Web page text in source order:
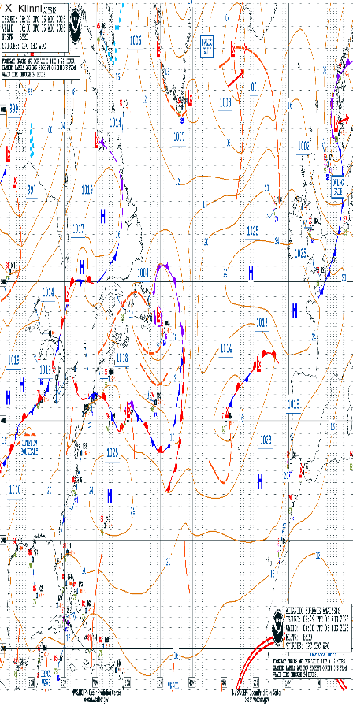
X Kiinni